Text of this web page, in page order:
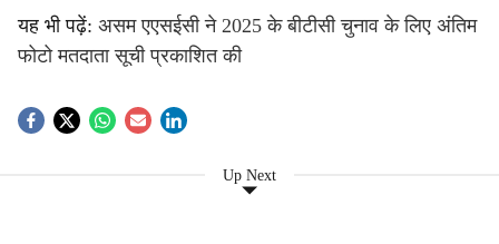
यह भी पढ़ें: असम एएसईसी ने 2025 के बीटीसी चुनाव के लिए अंतिम
फोटो मतदाता सूची प्रकाशित की
Up Next